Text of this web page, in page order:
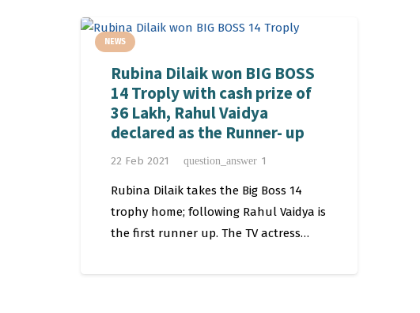
NEWS
Rubina Dilaik won BIG BOSS
14 Troply with cash prize of
36 Lakh, Rahul Vaidya
declared as the Runner- up
22 Feb 2021 question_answer 1
Rubina Dilaik takes the Big Boss 14
trophy home; following Rahul Vaidya is
the first runner up. The TV actress…